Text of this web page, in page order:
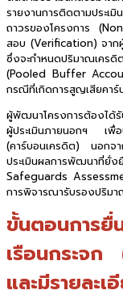
รายงานการติดตามประเ
ถาวรของโครงการ
สอบ (Verification) จากผู้
ซึ่งจะกำหนดปริมาณเคร
(Pooled Buffer
กรณีที่เกิดการสูญเสียคาร์
ผู้พัฒนาโครงการต้องได้
ผู้ประเมินภายนอกฯ เพื่อ
(คาร์บอนเครดิต) นอกจ
ประเมินผลการพัฒนา
Safeguards
การพิจารณารับรองปริมา
ขั้นตอนการยื่
เรือนกระจก
และมีรายละ